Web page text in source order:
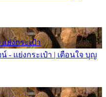
แย่งกระเป๋า
- แย่งกระเป๋า | เตือนใจ บุญ